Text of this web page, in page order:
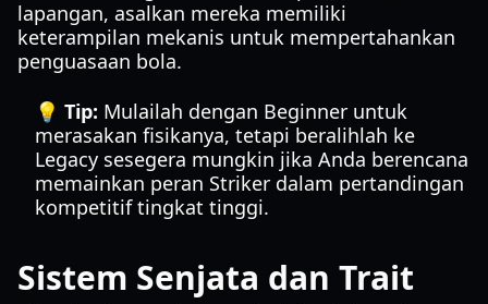
lapangan, asalkan mereka memiliki
keterampilan mekanis untuk mempertahankan
penguasaan bola.
💡 Tip: Mulailah dengan Beginner untuk
merasakan fisikanya, tetapi beralihlah ke
Legacy sesegera mungkin jika Anda berencana
memainkan peran Striker dalam pertandingan
kompetitif tingkat tinggi.
Sistem Senjata dan Trait